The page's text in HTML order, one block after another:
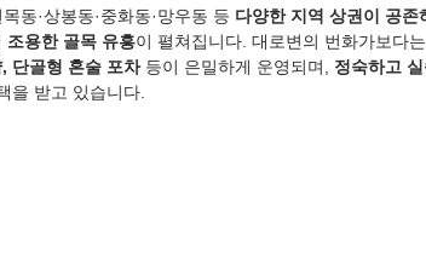
동·상봉동·중화동·망우동 등 다양한 지역 상권이 공존
조용한 골목 유흥이 펼쳐집니다. 대로변의 번화가보다
단골형 혼술 포차 등이 은밀하게 운영되며, 정숙하고
을 받고 있습니다.